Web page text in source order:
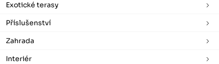
Exotické terasy
Příslušenství
Zahrada
Interiér